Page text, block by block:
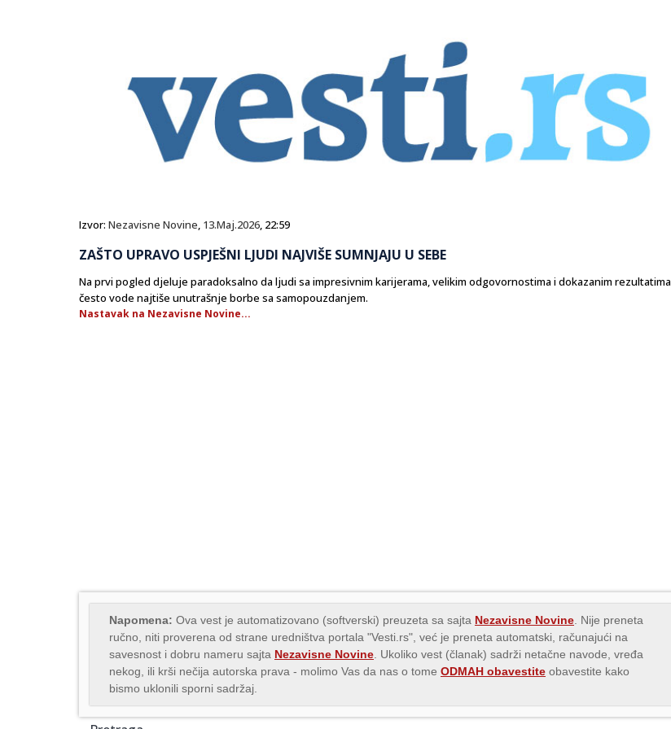
Izvor: Nezavisne Novine, 13.Maj.2026, 22:59
ZAŠTO UPRAVO USPJEŠNI LJUDI NAJVIŠE SUMNJAJU U SEBE
Na prvi pogled djeluje paradoksalno da ljudi sa impresivnim karijerama, velikim odgovornostima i dokazanim rezultatima
često vode najtiše unutrašnje borbe sa samopouzdanjem.
Nastavak na Nezavisne Novine...
Napomena: Ova vest je automatizovano (softverski) preuzeta sa sajta Nezavisne Novine . Nije preneta
ručno, niti proverena od strane uredništva portala "Vesti.rs", već je preneta automatski, računajući na
savesnost i dobru nameru sajta Nezavisne Novine . Ukoliko vest (članak) sadrži netačne navode, vređa
nekog, ili krši nečija autorska prava - molimo Vas da nas o tome ODMAH obavestite obavestite kako
bismo uklonili sporni sadržaj.